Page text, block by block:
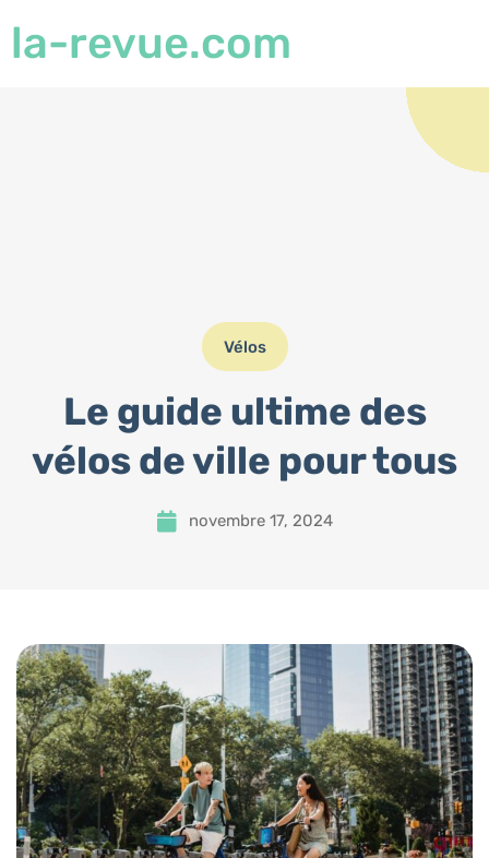
la-revue.com
Vélos
Le guide ultime des
vélos de ville pour tous
novembre 17, 2024